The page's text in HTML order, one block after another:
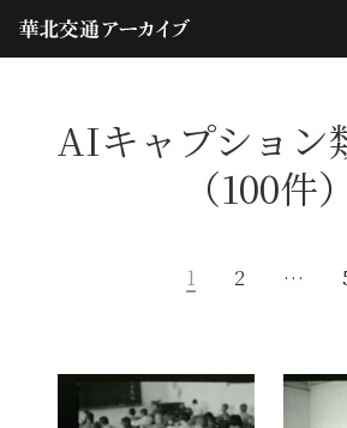
AIキャプション
（100件）
1 2 …